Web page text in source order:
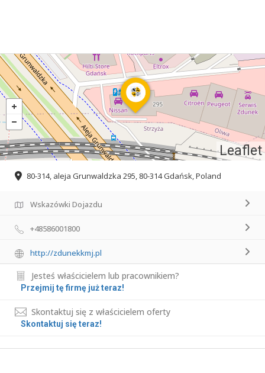
Leaflet
80-314, aleja Grunwaldzka 295, 80-314 Gdańsk, Poland
Wskazówki Dojazdu
+48586001800
http://zdunekkmj.pl
Jesteś właścicielem lub pracownikiem?
Przejmij tę firmę już teraz!
Skontaktuj się z właścicielem oferty
Skontaktuj się teraz!